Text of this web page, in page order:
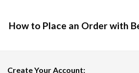
How to Place an Order with
Create Your Account: